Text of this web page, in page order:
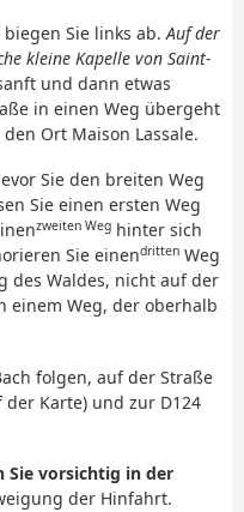
biegen Sie links ab.Auf der
kleine Kapelle von Saint-
und dann etwas
in einen Weg übergeht
Ort Maison Lassale.
Sie den breiten Weg
Sie einen ersten Weg
zweiten Weg hinter sich
Sie einendritten Weg
des Waldes, nicht auf der
einem Weg, der oberhalb
folgen, auf der Straße
Karte) und zur D124
Sie vorsichtig in der
der Hinfahrt.